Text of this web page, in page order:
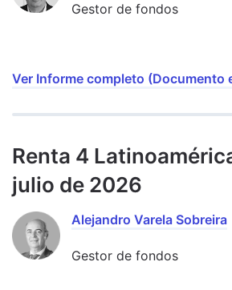
Gestor de fondos
Ver Informe completo (Documento
Renta 4
julio de 2026
Alejandro Varela Sobreira
Gestor de fondos